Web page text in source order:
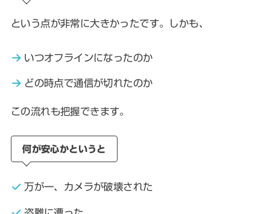
という点が非常に大きかったです。しかも、
いつオフラインになったのか
どの時点で通信が切れたのか
この流れも把握できます。
何が安心かというと
万が一、カメラが破壊された